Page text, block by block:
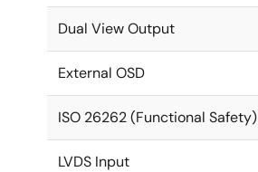
Dual View Output
External OSD
ISO 26262 (Functional Safety)
LVDS Input